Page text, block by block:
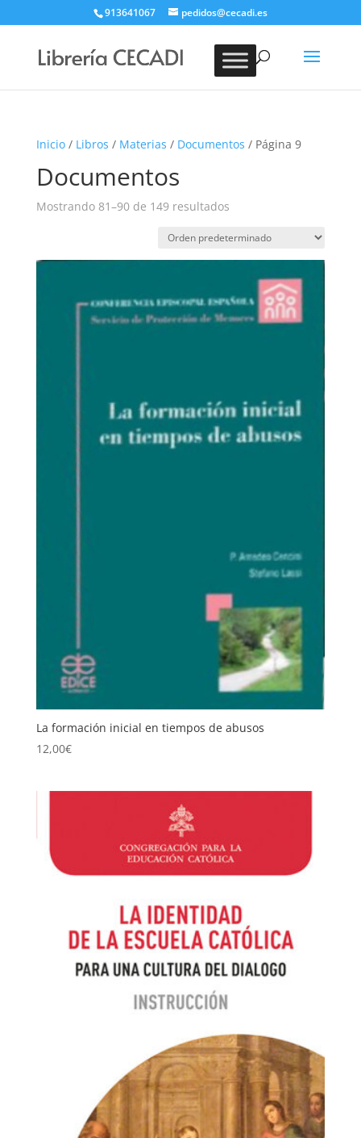
913641067 pedidos@cecadi.es
BUSCAR
Inicio/ Libros / Materias / Documentos / Página 9
Documentos
Mostrando 81–90 de 149 resultados
La formación inicial en tiempos de abusos
12,00€